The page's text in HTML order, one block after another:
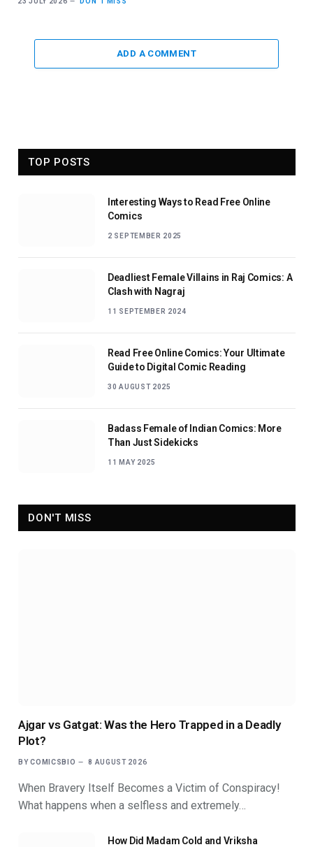
ADD A COMMENT
TOP POSTS
Interesting Ways to Read Free Online
Comics
2 SEPTEMBER 2025
Deadliest Female Villains in Raj Comics: A
Clash with Nagraj
11 SEPTEMBER 2024
Read Free Online Comics: Your Ultimate
Guide to Digital Comic Reading
30 AUGUST 2025
Badass Female of Indian Comics: More
Than Just Sidekicks
11 MAY 2025
DON'T MISS
Ajgar vs Gatgat: Was the Hero Trapped in a Deadly
Plot?
BY COMICSBIO 8 AUGUST 2026
When Bravery Itself Becomes a Victim of Conspiracy!
What happens when a selfless and extremely…
How Did Madam Cold and Vriksha